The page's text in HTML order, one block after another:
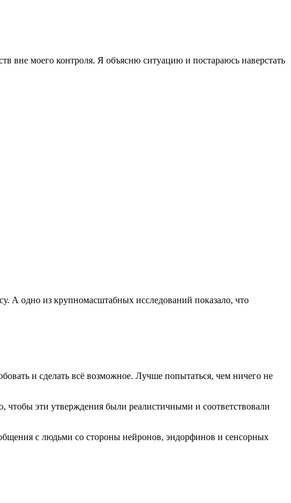
вне моего контроля. Я объясню ситуацию и постараюсь наверстать
А одно из крупномасштабных исследований показало, что
и сделать всё возможное. Лучше попытаться, чем ничего не
эти утверждения были реалистичными и соответствовали
с людьми со стороны нейронов, эндорфинов и сенсорных